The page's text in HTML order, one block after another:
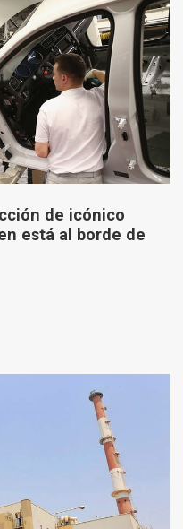
de icónico
está al borde de